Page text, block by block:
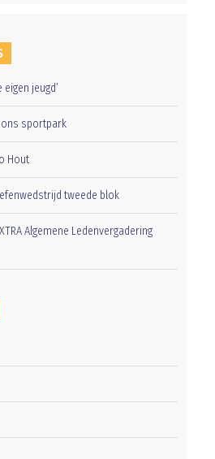
jeugd’
sportpark
Hout
tweede blok
Algemene Ledenvergadering